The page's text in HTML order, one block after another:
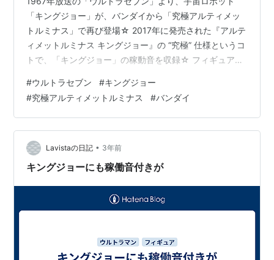
「キングジョー」が、バンダイから「究極アルティメッ
トルミナス」で再び登場☆ 2017年に発売された『アルテ
ィメットルミナス キングジョー』の “究極” 仕様というコ
トで、「キングジョー」の稼動音を収録☆ フィギュアの
売】究極アルティメットルミナス『キングジョー』完成
品フィギュアは、バンダイより2024年03月発売の予定で
す♪ 【Amazon】ウルトラセブン Blu-ray BOX Standard
Edition【Blu-ray】 【Amazonビデオ】ウルトラセブン｜
1968 【Am…
#ウルトラセブン #キングジョー
#究極アルティメットルミナス #バンダイ
Lavistaの日記 • 3年前
キングジョーにも稼働音付きが